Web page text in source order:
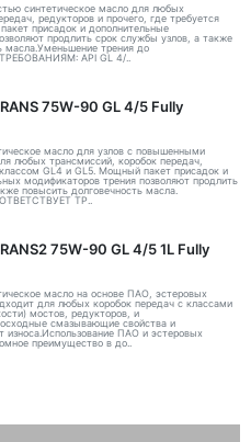
синтетическое масло для любых
редукторов и прочего, где требуется
присадок и дополнительные
продлить срок службы узлов, а также
масла.Уменьшение трения до
API GL 4/..
75W-90 GL 4/5 Fully
масло для узлов с повышенными
любых трансмиссий, коробок передач,
GL4 и GL5. Мощный пакет присадок и
модификаторов трения позволяют продлить
повысить долговечность масла.
ТР..
75W-90 GL 4/5 1L Fully
масло на основе ПАО, эстеровых
для любых коробок передач с классами
мостов, редукторов, и
смазывающие свойства и
износа.Использование ПАО и эстеровых
преимущество в до..